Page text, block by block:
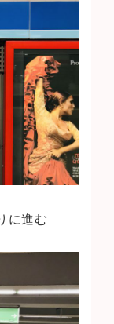
に進む